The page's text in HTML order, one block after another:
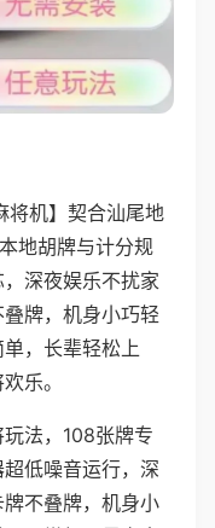
将机】契合汕尾地
地胡牌与计分规
深夜娱乐不扰家
牌，机身小巧轻
，长辈轻松上
乐。
法，108张牌专
低噪音运行，深
不叠牌，机身小